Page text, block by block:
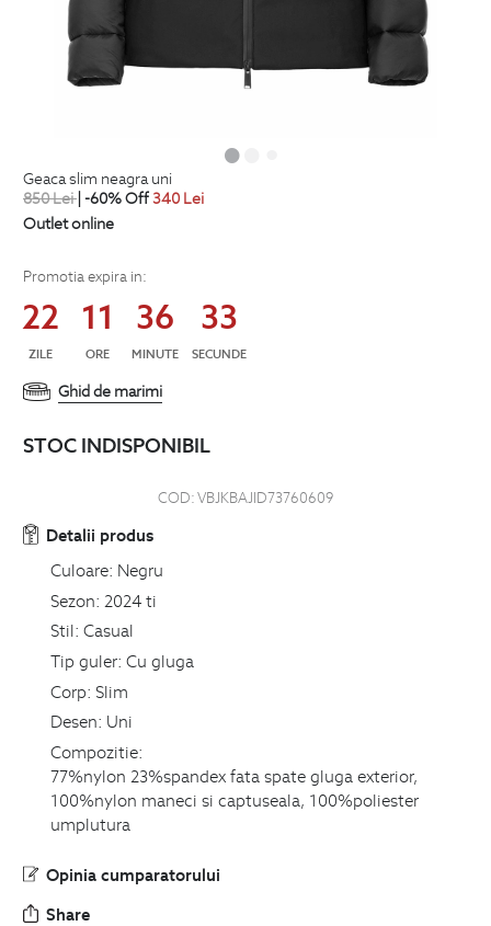
geaca slim neagra uni
850Lei| -60% Off340 Lei
Outlet online
Promotia expira in:
22
ZILE
11
ORE
36
MINUTE
33
SECUNDE
Ghid de marimi
STOC INDISPONIBIL
COD:VBJKBAJID73760609
Detalii produs
Culoare: Negru
Sezon: 2024 ti
Stil: Casual
Tip guler: Cu gluga
Corp: Slim
Desen: Uni
Compozitie:
77%nylon 23%spandex fata spate gluga exterior,
100%nylon maneci si captuseala, 100%poliester
umplutura
Opinia cumparatorului
Share